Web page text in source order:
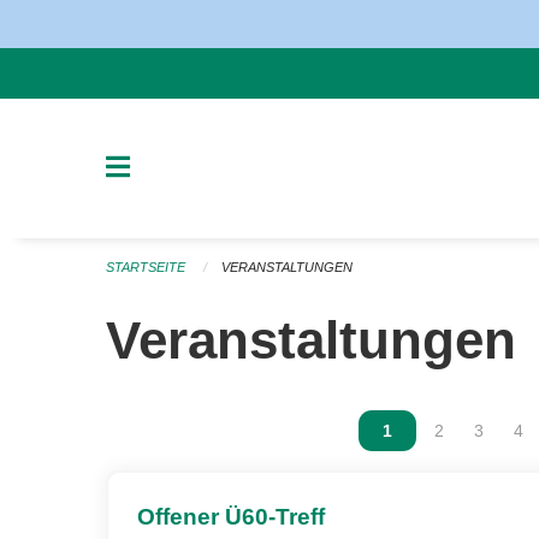
STARTSEITE VERANSTALTUNGEN
Veranstaltungen
Vous êtes sur la
1 Vous êtes
2 Vous
3 4
Offener Ü60-Treff